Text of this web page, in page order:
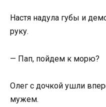
Настя надула губы и
руку.
— Пап, пойдем к морю?
Олег с дочкой ушли
мужем.